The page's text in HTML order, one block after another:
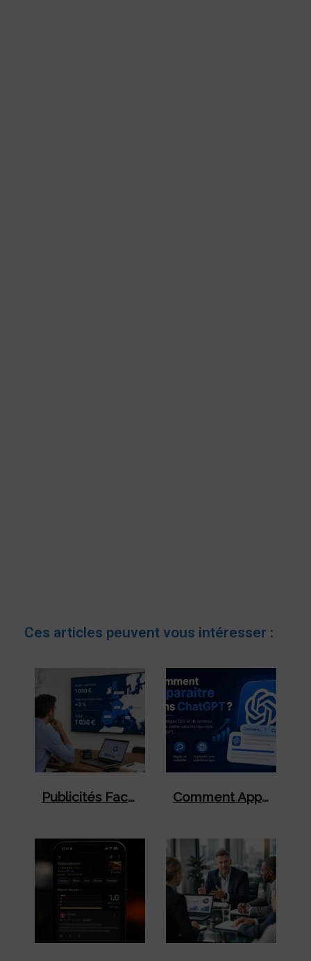
Ces articles peuvent vous intéresser :
Publicités Facebook Et Instagram : Pourquoi Votre Facture Meta Va Augmenter À Partir Du 1er Juillet 2026 Comment Apparaître Dans ChatGPT ?